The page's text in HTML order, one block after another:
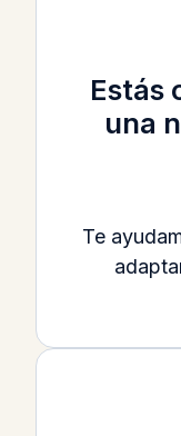
Estás
una
Te